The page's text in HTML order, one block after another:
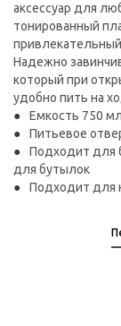
аксессуар для
тонированный
Надежно
который при
удобно пить на
Емкость 750 мл
Питьевое
Подходит для
для бутылок
Подходит для